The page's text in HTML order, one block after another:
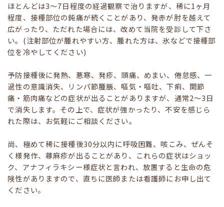
ほとんどは3～7日程度の経過観察で治りますが、稀に1ヶ月
程度、接種部位の鈍痛が続くことがあり、発赤が肘を越えて
広がったり、ただれた場合には、改めて当院を受診して下さ
い。(注射部位が腫れやすい方、腫れた方は、氷などで接種部
位を冷やしてください)
予防接種後に発熱、悪寒、発疹、頭痛、めまい、倦怠感、一
過性の意識消失、リンパ節腫脹、嘔気・嘔吐、下痢、関節
痛・筋肉痛などの症状が出ることがありますが、通常2～3日
で消失します。その上で、症状が強かったり、不安を感じら
れた際は、お気軽にご相談ください。
尚、極めて稀に接種後30分以内に呼吸困難、咳こみ、ぜんそ
く様発作、蕁麻疹が出ることがあり、これらの症状はショッ
ク、アナフィラキシー様症状と言われ、放置すると生命の危
険性がありますので、直ちに医師または看護師にお申し出て
ください。